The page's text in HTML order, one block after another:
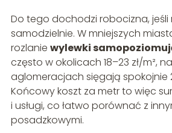
Do tego dochodzi robocizna, jeśli
samodzielnie. W mniejszych
rozlanie wylewki
często w okolicach 18–23 zł/m²,
aglomeracjach sięgają spokojnie
Końcowy koszt za metr to więc
i usługi, co łatwo porównać z
posadzkowymi.